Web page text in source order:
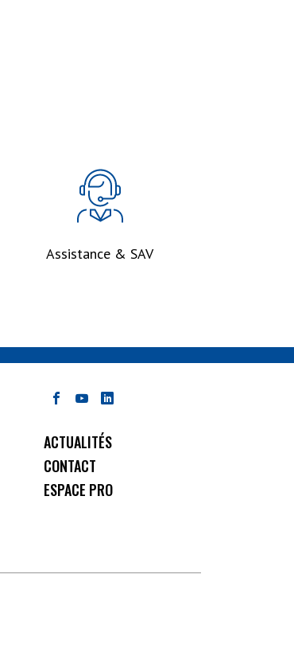
Personnalisez vos
Assistance & SAV
ACTUALITÉS
CONTACT
ESPACE PRO